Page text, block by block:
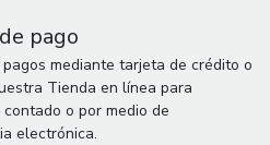
pago
mediante tarjeta de crédito o
Tienda en línea para
o por medio de
electrónica.